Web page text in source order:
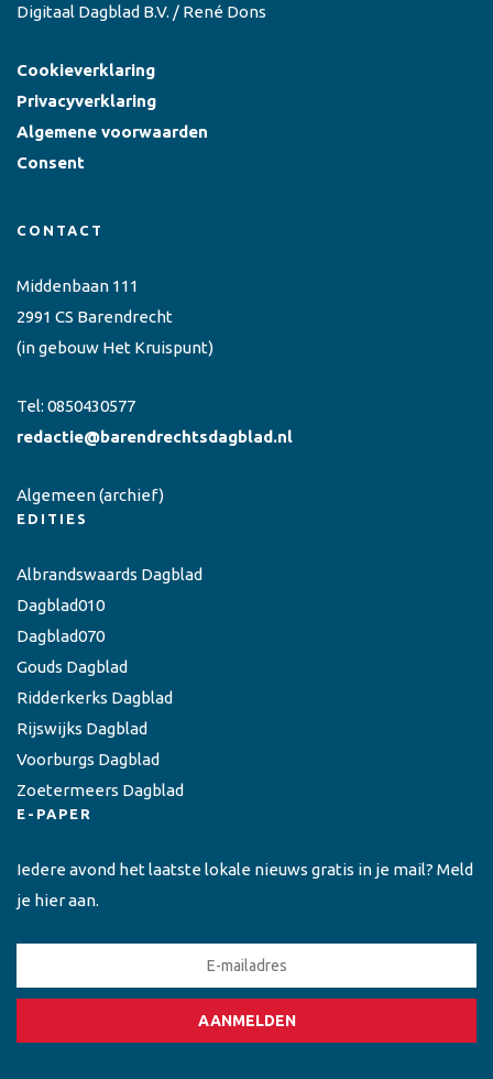
Digitaal Dagblad B.V. / René Dons
Cookieverklaring
Privacyverklaring
Algemene voorwaarden
Consent
CONTACT
Middenbaan 111
2991 CS Barendrecht
(in gebouw Het Kruispunt)
Tel: 0850430577
redactie@barendrechtsdagblad.nl
Algemeen(archief)
EDITIES
Albrandswaards Dagblad
Dagblad010
Dagblad070
Gouds Dagblad
Ridderkerks Dagblad
Rijswijks Dagblad
Voorburgs Dagblad
Zoetermeers Dagblad
E-PAPER
Iedere avond het laatste lokale nieuws gratis in je mail? Meld
je hier aan.